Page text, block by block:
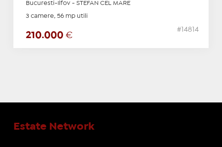
Bucuresti-Ilfov - STEFAN CEL MARE
3 camere, 56 mp utili
210.000 €
#14814
Estate Network